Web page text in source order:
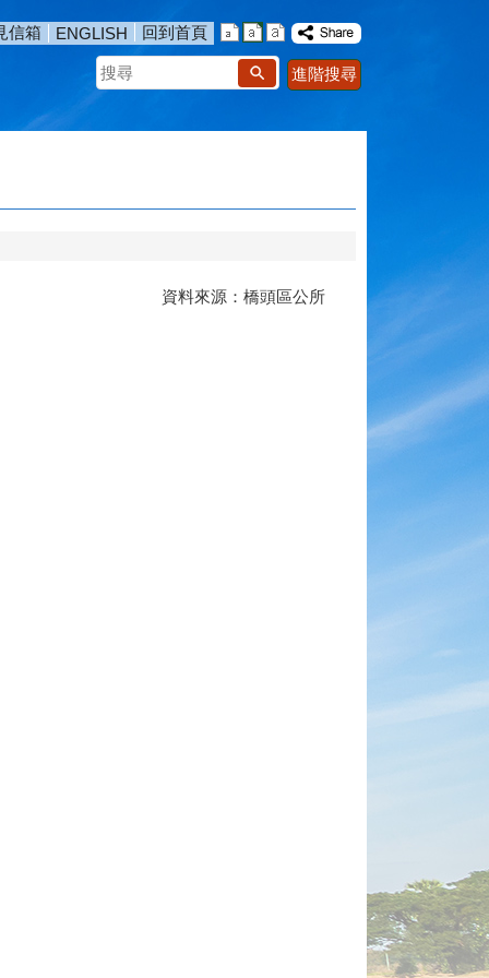
信箱 ENGLISH
回到首頁
搜
尋
進階搜尋
資料來源：橋頭區公所